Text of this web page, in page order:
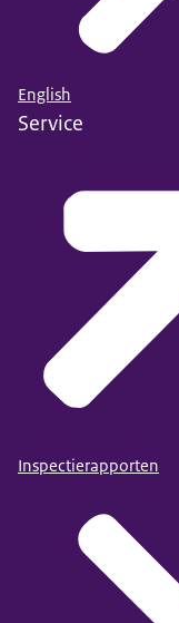
English
Service
Inspectierapporten